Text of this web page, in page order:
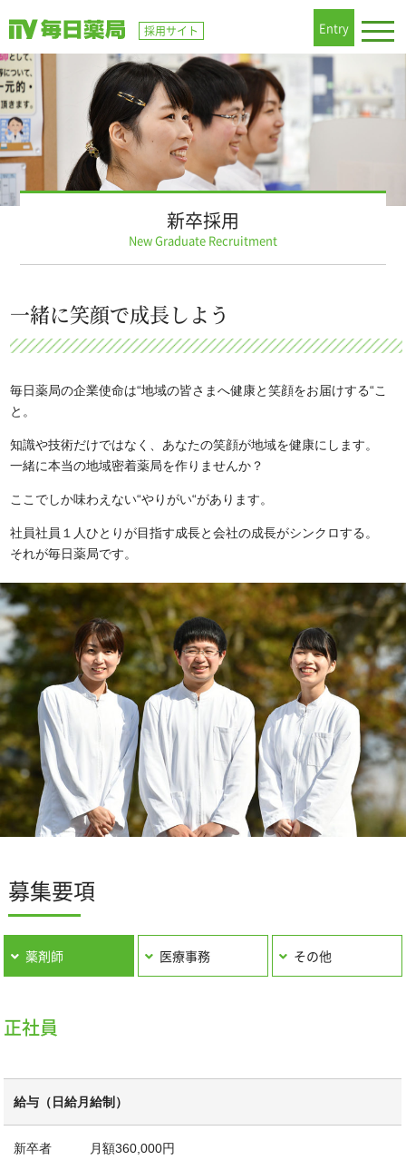
採用サイト Entry
新卒採用
New Graduate Recruitment
一緒に笑顔で成長しよう
毎日薬局の企業使命は“地域の皆さまへ健康と笑顔をお届けする“こ
と。
知識や技術だけではなく、あなたの笑顔が地域を健康にします。
一緒に本当の地域密着薬局を作りませんか？
ここでしか味わえない“やりがい“があります。
社員社員１人ひとりが目指す成長と会社の成長がシンクロする。
それが毎日薬局です。
募集要項
薬剤師 医療事務 その他
正社員
給与（日給月給制）
新卒者 月額360,000円